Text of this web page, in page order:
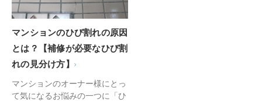
マンションのひび割れの原因
とは？【補修が必要なひび割
れの見分け方】
マンションのオーナー様にとっ
て気になるお悩みの一つに「ひ